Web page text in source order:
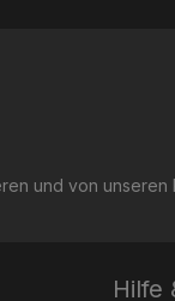
und von
Hilfe